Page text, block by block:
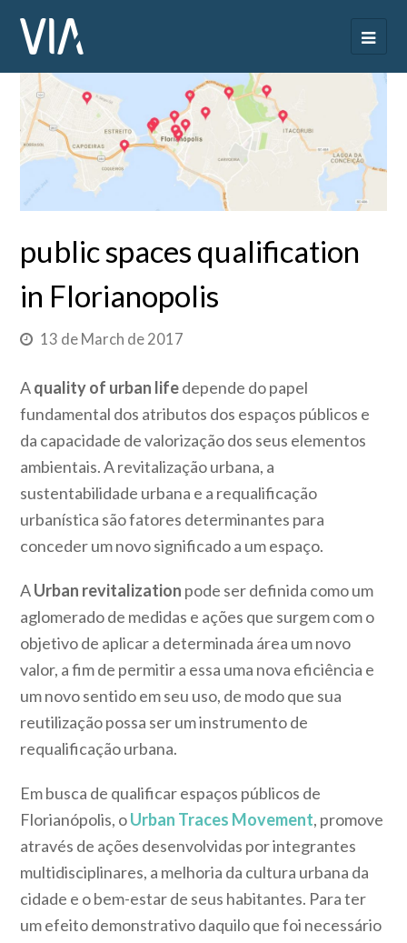
public spaces qualification
in Florianopolis
13 de March de 2017
Aquality of urban lifedepende do papel
fundamental dos atributos dos espaços públicos e
da capacidade de valorização dos seus elementos
ambientais. A revitalização urbana, a
sustentabilidade urbana e a requalificação
urbanística são fatores determinantes para
conceder um novo significado a um espaço.
AUrban revitalization pode ser definida como um
aglomerado de medidas e ações que surgem com o
objetivo de aplicar a determinada área um novo
valor, a fim de permitir a essa uma nova eficiência e
um novo sentido em seu uso, de modo que sua
reutilização possa ser um instrumento de
requalificação urbana.
Em busca de qualificar espaços públicos de
Florianópolis, oUrban Traces Movement, promove
através de ações desenvolvidas por integrantes
multidisciplinares, a melhoria da cultura urbana da
cidade e o bem-estar de seus habitantes. Para ter
um efeito demonstrativo daquilo que foi necessário